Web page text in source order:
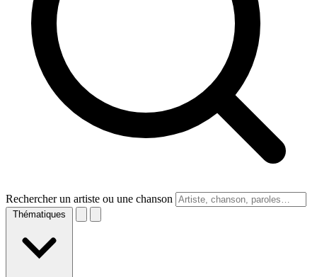
Rechercher un artiste ou une chanson
Thématiques